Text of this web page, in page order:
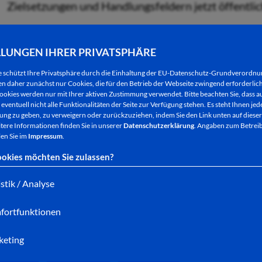
IHRER PRIVATSPHÄRE
schützt Ihre Privatsphäre durch die Einhaltung der EU-Datenschutz-
daher zunächst nur Cookies, die für den Betrieb der Webseite zwingend
werden nur mit Ihrer aktiven Zustimmung verwendet. Bitte beachten Sie, dass
nicht alle Funktionalitäten der Seite zur Verfügung stehen. Es steht Ihnen
zu geben, zu verweigern oder zurückzuziehen, indem Sie den Link unten auf
Informationen finden Sie in unsererDatenschutzerklärung. Angaben zum
Sie im Impressum.
möchten Sie zulassen?
/ Analyse
Zielsetzungen und Handlungsfeldern jetzt
Weitere Informationen zur Initiative gibt es auf
hessen.de/home.
Bedeutsam aus Bad Hersfelder Sicht: Im Kapitel
Digitalisierung vor Ort geht, wird neben
hessischen „Leuchttürme“ in Sachen Smart City
kleinere Kommunen“ liefert.
Bürgermeister Thomas Fehling dazu: „ Damit
innovativer und bürgernaher Technologien nicht
sein muss. Warum auch sollte Intelligenz vor